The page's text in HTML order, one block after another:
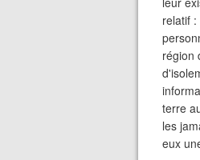
relatif
région
terre
les
eux